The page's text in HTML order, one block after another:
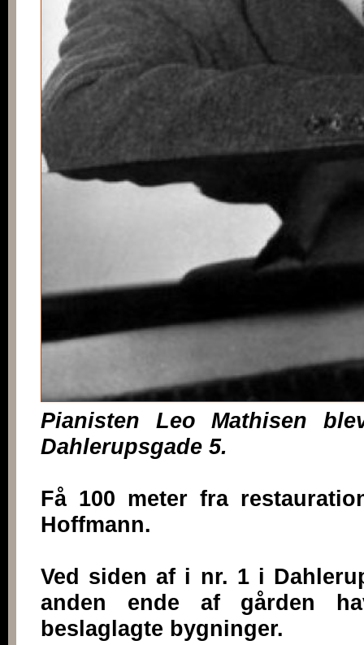
Pianisten Leo Mathisen
Dahlerupsgade 5.
Få 100 meter fra
Hoffmann.
Ved siden af i nr. 1 i
anden ende af gården
beslaglagte bygninger.